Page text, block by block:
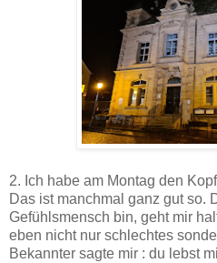
2. Ich habe am Montag den
Das ist manchmal ganz gut so.
Gefühlsmensch bin, geht mir
eben nicht nur schlechtes
Bekannter sagte mir : du lebst